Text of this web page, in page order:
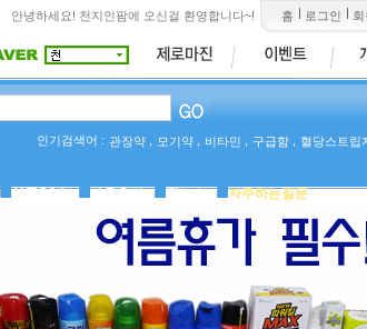
안녕하세요! 천지인팜에 오신걸 환영합니다~! 홈 로그인
인기검색어 : 관장약 모기약 비타민 구급함 혈당스트립
상품Q&A 사용후기 팜뉴스 자주하는질문